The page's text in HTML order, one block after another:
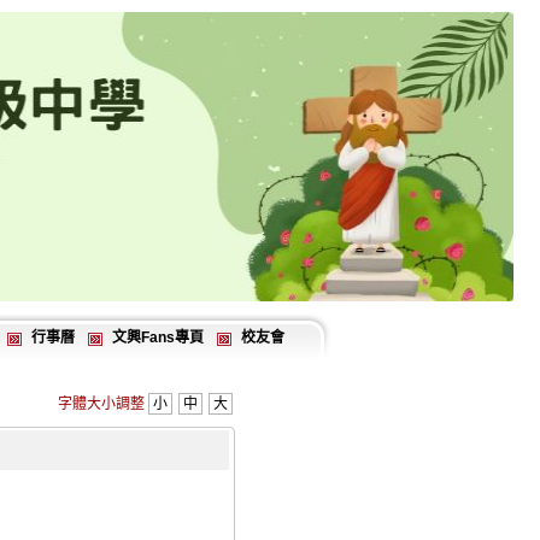
行事曆 文興Fans專頁 校友會
字體大小調整 小 中 大